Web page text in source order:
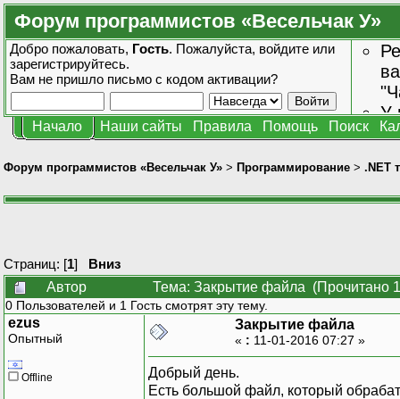
Форум программистов «Весельчак У»
Добро пожаловать, Гость. Пожалуйста, войдите или
зарегистрируйтесь.
Вам не пришло письмо с кодом активации?
У
Начало Наши сайты Правила Помощь Поиск
Форум программистов «Весельчак У» > Программирование > .NET
Страниц: [1] Вниз
Автор
Тема: Закрытие файла (Прочитано
0 Пользователей и 1 Гость смотрят эту тему.
ezus
Опытный
Offline
Закрытие файла
« : 11-01-2016 07:27 »
Добрый день.
Есть большой файл, который